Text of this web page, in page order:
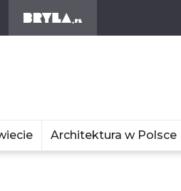
Architektura w Polsce